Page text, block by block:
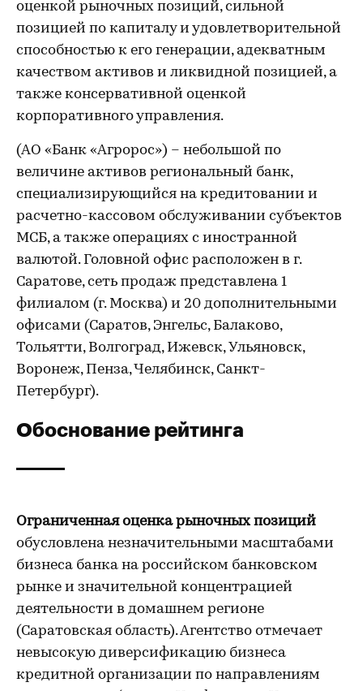
оценкой рыночных позиций, сильной
позицией по капиталу и удовлетворительной
способностью к его генерации, адекватным
качеством активов и ликвидной позицией, а
также консервативной оценкой
корпоративного управления.
(АО «Банк «Агророс») – небольшой по
величине активов региональный банк,
специализирующийся на кредитовании и
расчетно-кассовом обслуживании субъектов
МСБ, а также операциях с иностранной
валютой. Головной офис расположен в г.
Саратове, сеть продаж представлена 1
филиалом (г. Москва) и 20 дополнительными
офисами (Саратов, Энгельс, Балаково,
Тольятти, Волгоград, Ижевск, Ульяновск,
Воронеж, Пенза, Челябинск, Санкт-
Петербург).
Обоснование рейтинга
Ограниченная оценка рыночных позиций
обусловлена незначительными масштабами
бизнеса банка на российском банковском
рынке и значительной концентрацией
деятельности в домашнем регионе
(Саратовская область). Агентство отмечает
невысокую диверсификацию бизнеса
кредитной организации по направлениям